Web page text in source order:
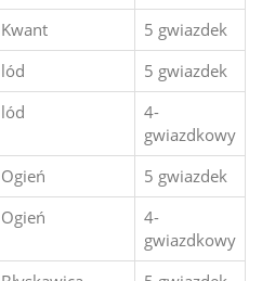
Kwant
5 gwiazdek
lód
5 gwiazdek
lód
4-
gwiazdkowy
Ogień
5 gwiazdek
Ogień
4-
gwiazdkowy